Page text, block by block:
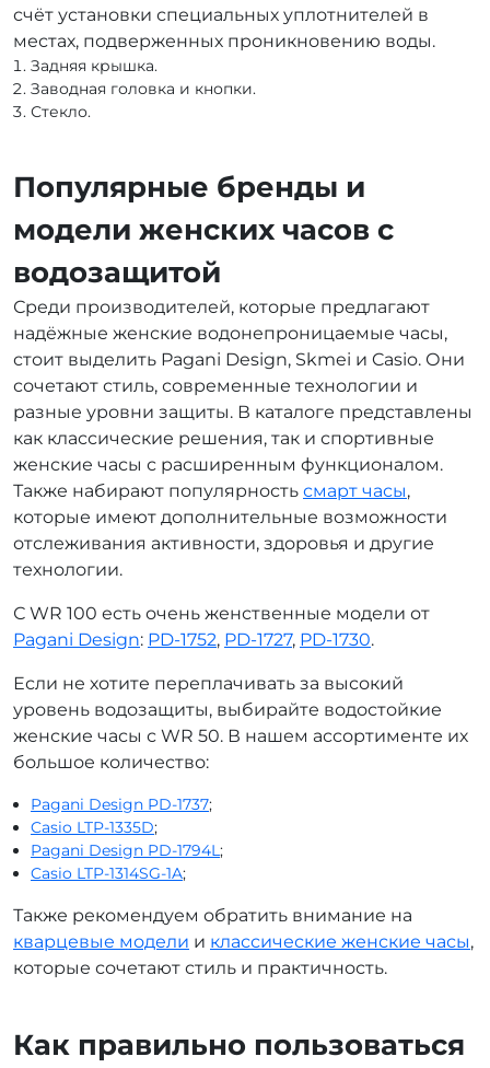
счёт установки специальных уплотнителей в
местах, подверженных проникновению воды.
Задняя крышка.
Заводная головка и кнопки.
Стекло.
Популярные бренды и
модели женских часов с
водозащитой
Среди производителей, которые предлагают
надёжные женские водонепроницаемые часы,
стоит выделить Pagani Design, Skmei и Casio. Они
сочетают стиль, современные технологии и
разные уровни защиты. В каталоге представлены
как классические решения, так и спортивные
женские часы с расширенным функционалом.
Также набирают популярность смарт часы,
которые имеют дополнительные возможности
отслеживания активности, здоровья и другие
технологии.
С WR 100 есть очень женственные модели от
Pagani Design: PD-1752, PD-1727, PD-1730.
Если не хотите переплачивать за высокий
уровень водозащиты, выбирайте водостойкие
женские часы с WR 50. В нашем ассортименте их
большое количество:
Pagani Design PD-1737;
Casio LTP-1335D;
Pagani Design PD-1794L ;
Casio LTP-1314SG-1A;
Также рекомендуем обратить внимание на
кварцевые модели и классические женские часы,
которые сочетают стиль и практичность.
Как правильно пользоваться